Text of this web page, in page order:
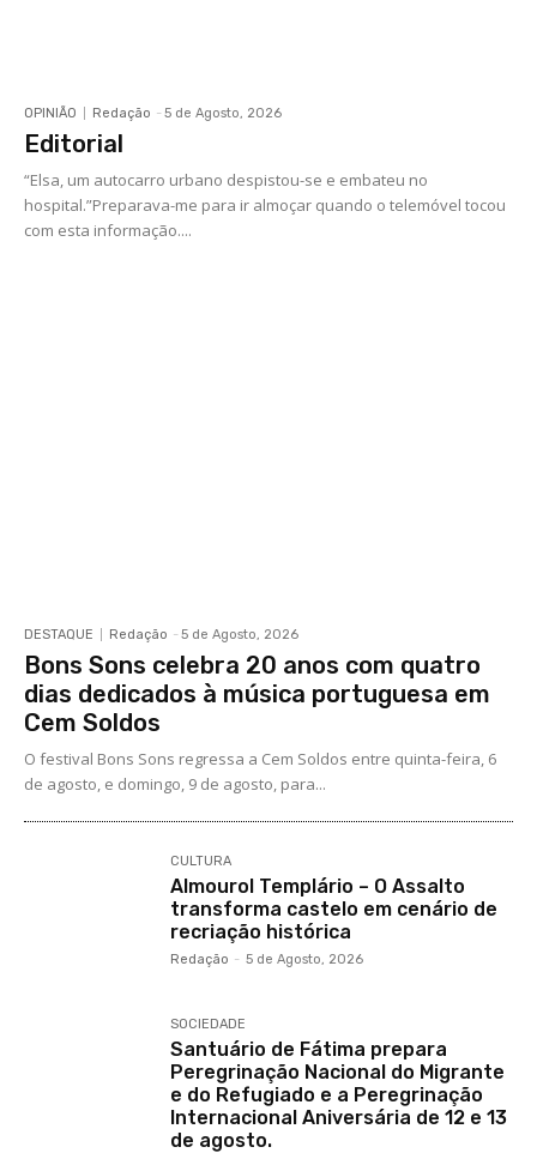
OPINIÃO Redação - 5 de Agosto, 2026
Editorial
“Elsa, um autocarro urbano despistou-se e embateu no
hospital.”Preparava-me para ir almoçar quando o telemóvel tocou
com esta informação....
DESTAQUE Redação - 5 de Agosto, 2026
Bons Sons celebra 20 anos com quatro
dias dedicados à música portuguesa em
Cem Soldos
O festival Bons Sons regressa a Cem Soldos entre quinta-feira, 6
de agosto, e domingo, 9 de agosto, para...
CULTURA
Almourol Templário – O Assalto
transforma castelo em cenário de
recriação histórica
Redação - 5 de Agosto, 2026
SOCIEDADE
Santuário de Fátima prepara
Peregrinação Nacional do Migrante
e do Refugiado e a Peregrinação
Internacional Aniversária de 12 e 13
de agosto.